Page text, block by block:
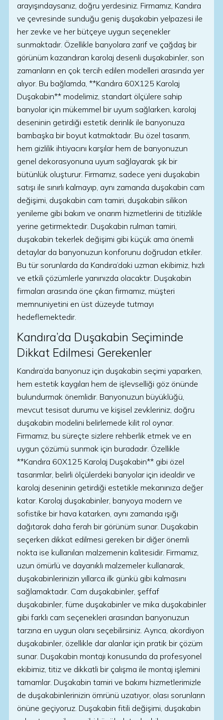
arayışındaysanız, doğru yerdesiniz. Firmamız, Kandıra
ve çevresinde sunduğu geniş duşakabin yelpazesi ile
her zevke ve her bütçeye uygun seçenekler
sunmaktadır. Özellikle banyolara zarif ve çağdaş bir
görünüm kazandıran karolaj desenli duşakabinler, son
zamanların en çok tercih edilen modelleri arasında yer
alıyor. Bu bağlamda, **Kandıra 60X125 Karolaj
Duşakabin** modelimiz, standart ölçülere sahip
banyolar için mükemmel bir uyum sağlarken, karolaj
deseninin getirdiği estetik derinlik ile banyonuza
bambaşka bir boyut katmaktadır. Bu özel tasarım,
hem gizlilik ihtiyacını karşılar hem de banyonuzun
genel dekorasyonuna uyum sağlayarak şık bir
bütünlük oluşturur. Firmamız, sadece yeni duşakabin
satışı ile sınırlı kalmayıp, aynı zamanda duşakabin cam
değişimi, duşakabin cam tamiri, duşakabin silikon
yenileme gibi bakım ve onarım hizmetlerini de titizlikle
yerine getirmektedir. Duşakabin rulman tamiri,
duşakabin tekerlek değişimi gibi küçük ama önemli
detaylar da banyonuzun konforunu doğrudan etkiler.
Bu tür sorunlarda da Kandıra’daki uzman ekibimiz, hızlı
ve etkili çözümlerle yanınızda olacaktır. Duşakabin
firmaları arasında öne çıkan firmamız, müşteri
memnuniyetini en üst düzeyde tutmayı
hedeflemektedir.
Kandıra’da Duşakabin Seçiminde
Dikkat Edilmesi Gerekenler
Kandıra’da banyonuz için duşakabin seçimi yaparken,
hem estetik kaygıları hem de işlevselliği göz önünde
bulundurmak önemlidir. Banyonuzun büyüklüğü,
mevcut tesisat durumu ve kişisel zevkleriniz, doğru
duşakabin modelini belirlemede kilit rol oynar.
Firmamız, bu süreçte sizlere rehberlik etmek ve en
uygun çözümü sunmak için buradadır. Özellikle
**Kandıra 60X125 Karolaj Duşakabin** gibi özel
tasarımlar, belirli ölçülerdeki banyolar için idealdir ve
karolaj deseninin getirdiği estetikle mekanınıza değer
katar. Karolaj duşakabinler, banyoya modern ve
sofistike bir hava katarken, aynı zamanda ışığı
dağıtarak daha ferah bir görünüm sunar. Duşakabin
seçerken dikkat edilmesi gereken bir diğer önemli
nokta ise kullanılan malzemenin kalitesidir. Firmamız,
uzun ömürlü ve dayanıklı malzemeler kullanarak,
duşakabinlerinizin yıllarca ilk günkü gibi kalmasını
sağlamaktadır. Cam duşakabinler, şeffaf
duşakabinler, füme duşakabinler ve mika duşakabinler
gibi farklı cam seçenekleri arasından banyonuzun
tarzına en uygun olanı seçebilirsiniz. Ayrıca, akordiyon
duşakabinler, özellikle dar alanlar için pratik bir çözüm
sunar. Duşakabin montajı konusunda da profesyonel
ekibimiz, titiz ve dikkatli bir çalışma ile montaj işlemini
tamamlar. Duşakabin tamiri ve bakımı hizmetlerimizle
de duşakabinlerinizin ömrünü uzatıyor, olası sorunların
önüne geçiyoruz. Duşakabin fitili değişimi, duşakabin